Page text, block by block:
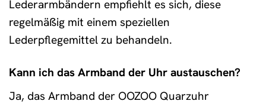
Lederarmbändern empfiehlt es sich, diese
regelmäßig mit einem speziellen
Lederpflegemittel zu behandeln.
Kann ich das Armband der Uhr austauschen?
Ja, das Armband der OOZOO Quarzuhr